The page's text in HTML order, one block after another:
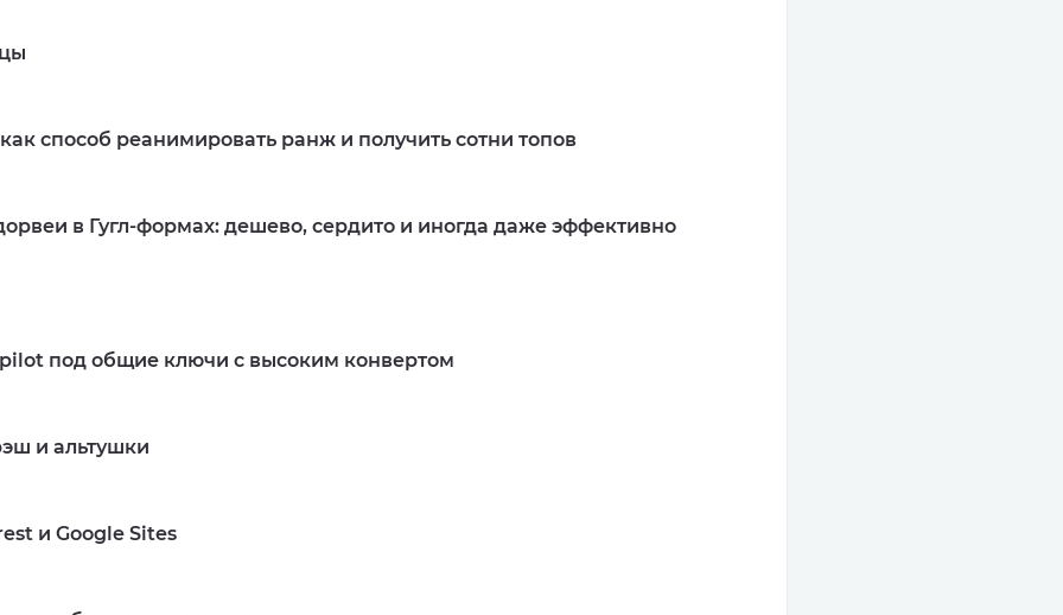
Подробнее
способ реанимировать ранж и получить сотни топов
в Гугл-формах: дешево, сердито и иногда даже эффективно
под общие ключи с высоким конвертом
и альтушки
и Google Sites